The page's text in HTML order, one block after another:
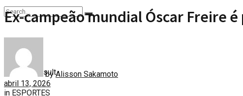
View All Result
Ex-campeão mundial Óscar Freire
by Alisson Sakamoto
abril 13, 2026
in ESPORTES